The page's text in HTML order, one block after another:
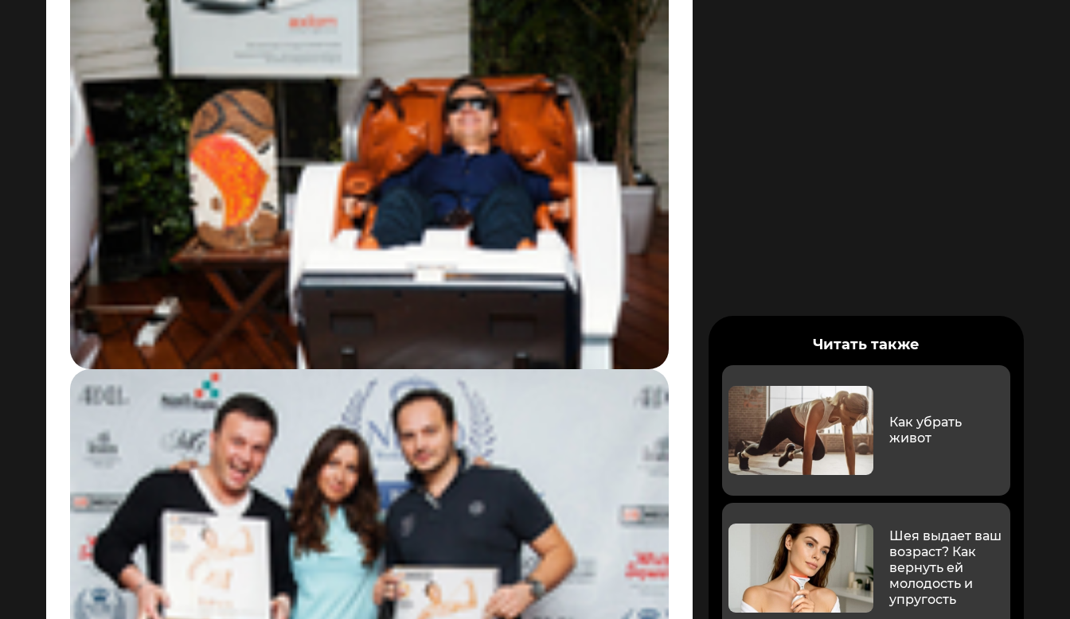
Читать также
Как убрать
живот
Шея выдает ваш
возраст? Как
вернуть ей
молодость и
упругость